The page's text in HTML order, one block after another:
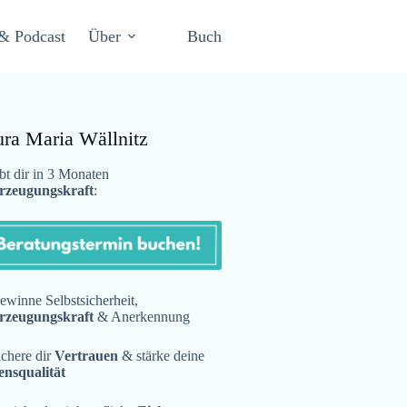
Podcast Über Buch
Maria Wällnitz
dir in 3 Monaten
:
Selbstsicherheit,
& Anerkennung
dirVertrauen & stärke deine